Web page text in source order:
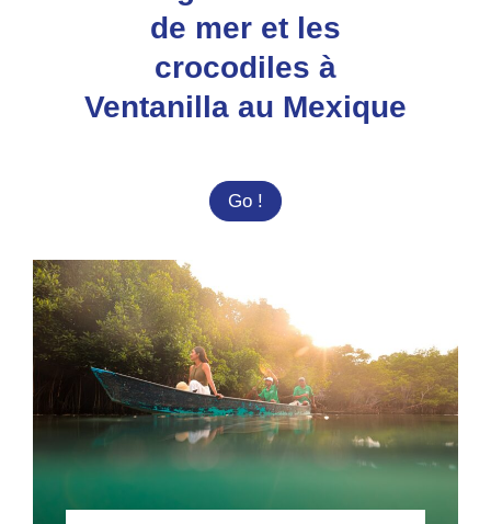
de mer et les
crocodiles à
Ventanilla au Mexique
Go ! Protégez
les
mer
et
les
crocodiles
à
Ventanilla